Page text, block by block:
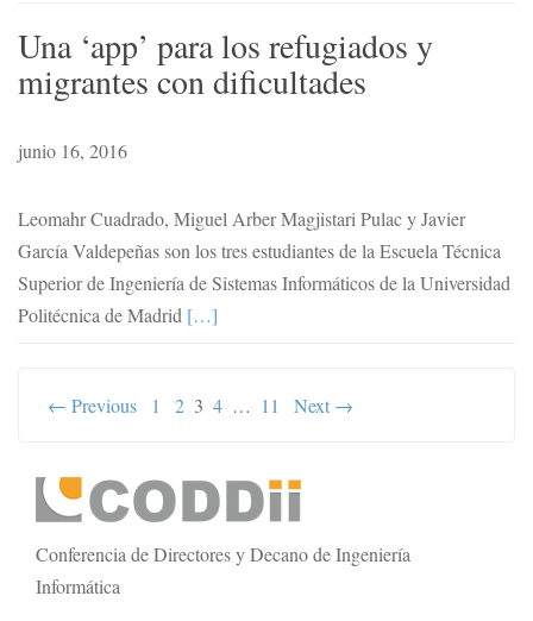
Una ‘app’ para los refugiados y
migrantes con dificultades
junio 16, 2016
Leomahr Cuadrado, Miguel Arber Magjistari Pulac y Javier
García Valdepeñas son los tres estudiantes de la Escuela Técnica
Superior de Ingeniería de Sistemas Informáticos de la Universidad
Politécnica de Madrid […]
← Previous 1 2 3 4 … 11 Next →
Secondary
Sidebar
Conferencia de Directores y Decano de Ingeniería
Informática